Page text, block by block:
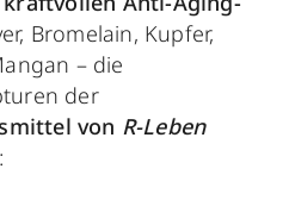
Bromelain, Kupfer,
– die
der
von R-Leben